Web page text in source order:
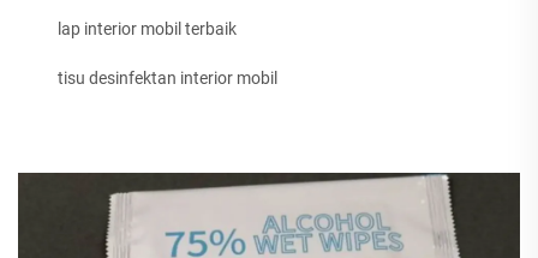
lap interior mobil terbaik
tisu desinfektan interior mobil